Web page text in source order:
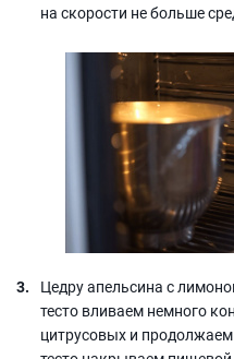
на скорости не больше
Цедру апельсина с
тесто вливаем немного
цитрусовых и